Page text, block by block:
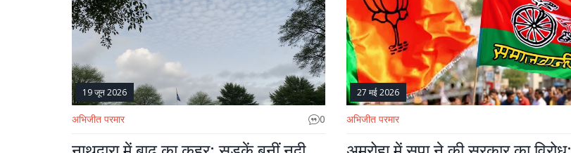
19 जून 2026
अभिजीत परमार 0
27 मई 2026
अभिजीत परमार